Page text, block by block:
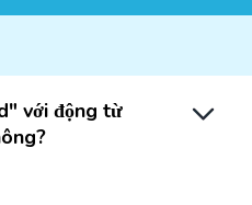
với động từ